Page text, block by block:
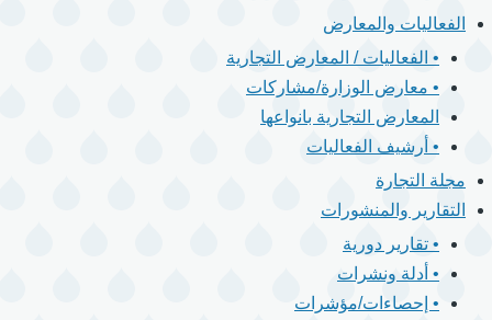
الفعاليات والمعارض
• الفعاليات / المعارض التجارية
• معارض الوزارة/مشاركات
المعارض التجارية بانواعها
• أرشيف الفعاليات
مجلة التجارة
التقارير والمنشورات
• تقارير دورية
• أدلة ونشرات
• إحصاءات/مؤشرات